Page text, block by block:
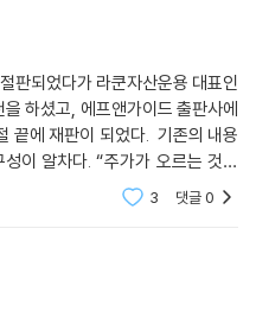
따라올 것을 알기 때문이다.
매하는 방법을 더 자세히 설명할
속하는 문제라 말로는 온전하게
는 지름길은 없으며 무수한 시행
것은 직원을 채용할 때 그 사람
는 것과 같다. 물론 좋은 사람을
판되었다가 라쿤자산운용 대표인
하셨고, 에프앤가이드 출판사에
끝에 재판이 되었다. 기존의 내용
가가 오르는 것은
가는 것은 매도자가 매수자보다
3 댓글0